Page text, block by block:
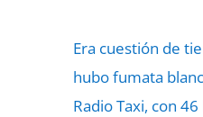
Era cuestión de
hubo fumata
Radio Taxi, con